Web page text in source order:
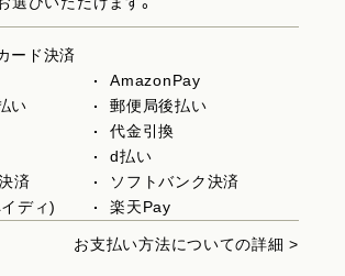
ード決済
AmazonPay
い
郵便局後払い
代金引換
d払い
済
ソフトバンク決済
ディ)
楽天Pay
お支払い方法についての詳細 >